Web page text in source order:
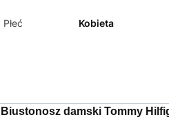
Płeć Kobieta
Biustonosz damski Tommy